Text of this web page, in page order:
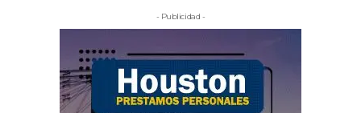
- Publicidad -